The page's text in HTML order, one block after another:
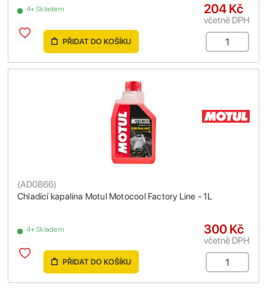
4+ Skladem 204 Kč
včetně DPH
PŘIDAT DO KOŠÍKU
Chladící kapalina Motul Motocool Factory Line - 1L
(AD0866)
4+ Skladem 300 Kč
včetně DPH
PŘIDAT DO KOŠÍKU